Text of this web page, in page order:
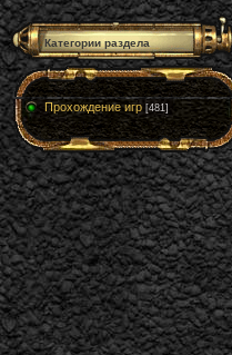
Категории раздела
Прохождение игр [481]